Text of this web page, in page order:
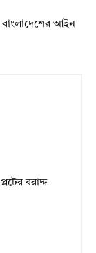
বাংলাদেশের আইন
বরাদ্দ